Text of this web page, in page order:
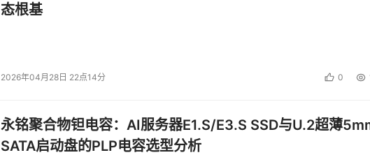
态根基
2026年04月28日 22点14分 0
永铭聚合物钽电容：AI服务器E1.S/E3.S SSD与U.2超薄
SATA启动盘的PLP电容选型分析